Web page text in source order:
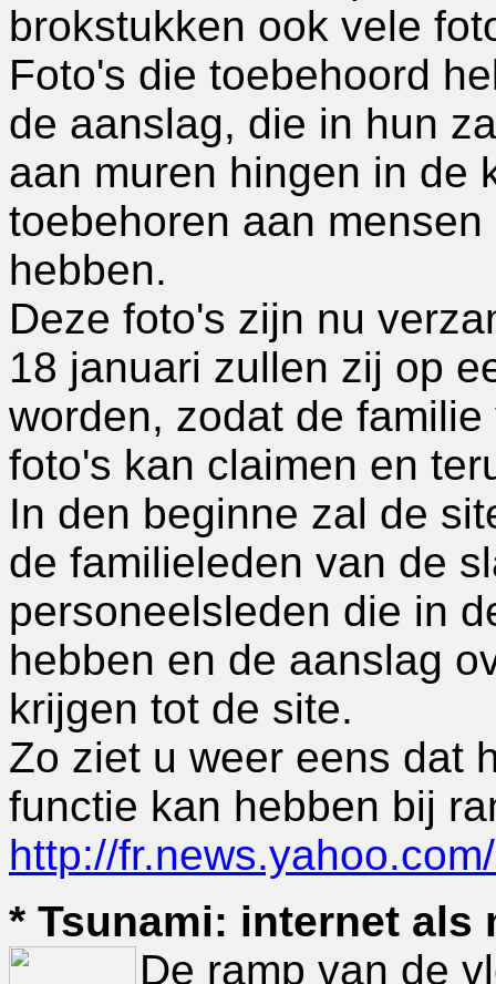
brokstukken ook vele
Foto's die toebehoord
de aanslag, die in hun
aan muren hingen in de
toebehoren aan
hebben.
Deze foto's zijn nu
18 januari zullen zij op
worden, zodat de
foto's kan claimen en
In den beginne zal de
de familieleden van de
personeelsleden die in
hebben en de aanslag
krijgen tot de site.
Zo ziet u weer eens dat
functie kan hebben bij
http://
* Tsunami: internet als
De ramp van de